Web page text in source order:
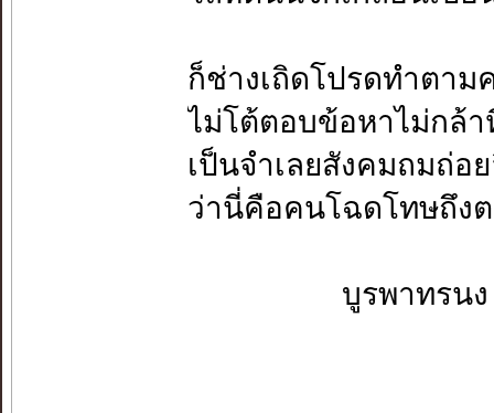
ก็ช่างเถิดโปรดทำตา
ไม่โต้ตอบข้อหาไม่กล้
เป็นจำเลยสังคมถมถ่อ
ว่านี่คือคนโฉดโทษถึง
บูรพาทรนง